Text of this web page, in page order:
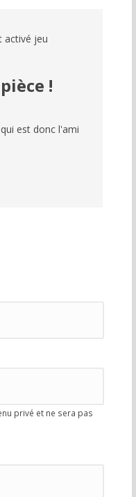
activé jeu
!
est donc l'ami
privé et ne sera pas